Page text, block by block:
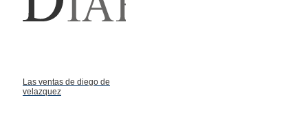
Las ventas de diego de
velazquez